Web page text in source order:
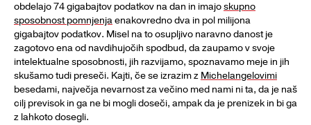
obdelajo 74 gigabajtov podatkov na dan in imajoskupno
sposobnost pomnjenjaenakovredno dva in pol milijona
gigabajtov podatkov. Misel na to osupljivo naravno danost je
zagotovo ena od navdihujočih spodbud, da zaupamo v svoje
intelektualne sposobnosti, jih razvijamo, spoznavamo meje in jih
skušamo tudi preseči. Kajti, če se izrazim z Michelangelovimi
besedami, največja nevarnost za večino med nami ni ta, da je naš
cilj previsok in ga ne bi mogli doseči, ampak da je prenizek in bi ga
z lahkoto dosegli.